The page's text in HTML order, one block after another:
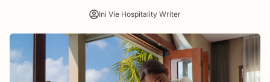
Ini Vie Hospitality Writer